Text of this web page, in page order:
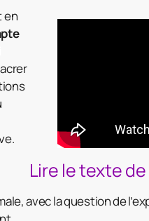
en
Lire le texte
avec la question de